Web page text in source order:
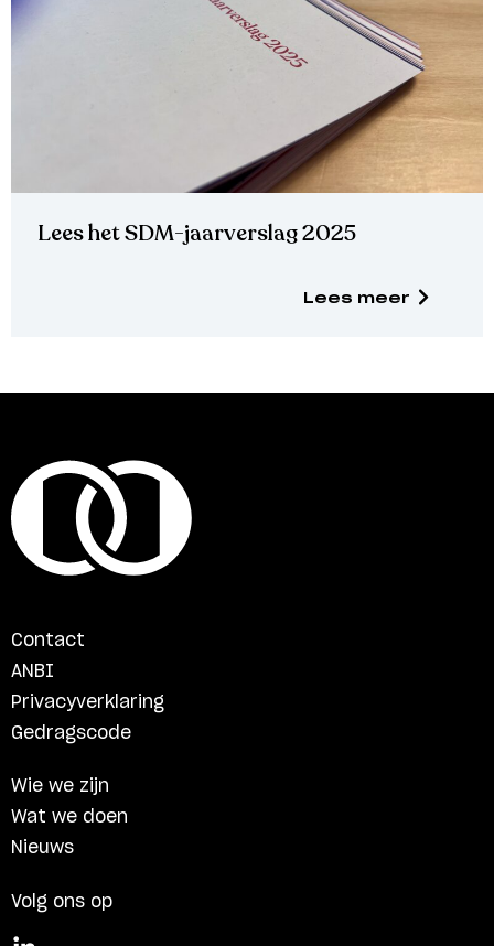
Lees het SDM-jaarverslag 2025
Lees meer
Contact
ANBI
Privacyverklaring
Gedragscode
Wie we zijn
Wat we doen
Nieuws
Volg ons op